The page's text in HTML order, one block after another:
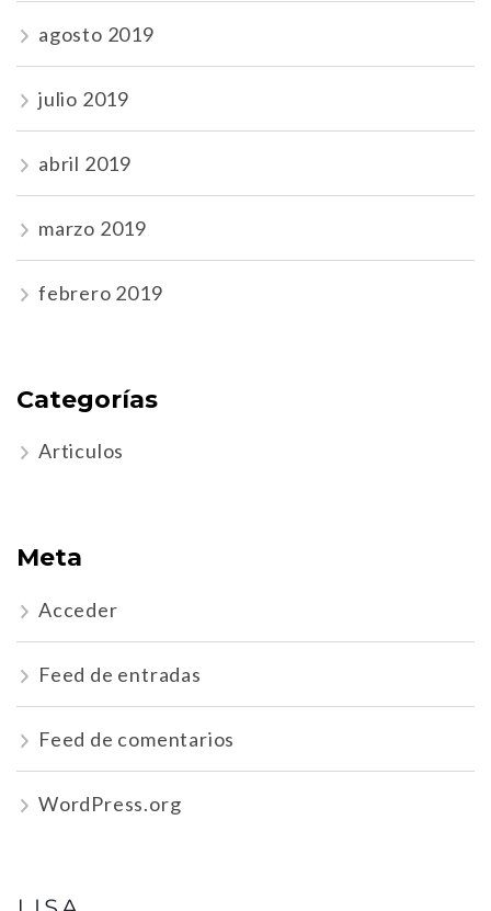
agosto 2019
julio 2019
abril 2019
marzo 2019
febrero 2019
Categorías
Articulos
Meta
Acceder
Feed de entradas
Feed de comentarios
WordPress.org